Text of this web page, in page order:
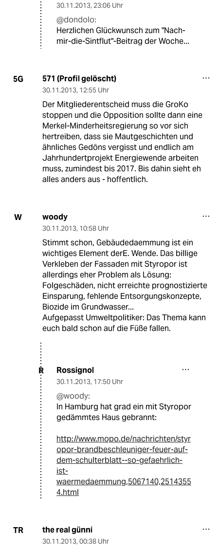
30.11.2013, 23:06 Uhr
@dondolo:
Herzlichen Glückwunsch zum "Nach-
mir-die-Sintflut"-Beitrag der Woche...
5G 571 (Profil gelöscht)
30.11.2013, 12:55 Uhr
Der Mitgliederentscheid muss die GroKo
stoppen und die Opposition sollte dann eine
Merkel-Minderheitsregierung so vor sich
hertreiben, dass sie Mautgeschichten und
ähnliches Gedöns vergisst und endlich am
Jahrhundertprojekt Energiewende arbeiten
muss, zumindest bis 2017. Bis dahin sieht eh
alles anders aus - hoffentlich.
W woody
30.11.2013, 10:58 Uhr
Stimmt schon, Gebäudedaemmung ist ein
wichtiges Element derE. Wende. Das billige
Verkleben der Fassaden mit Styropor ist
allerdings eher Problem als Lösung:
Folgeschäden, nicht erreichte prognostizierte
Einsparung, fehlende Entsorgungskonzepte,
Biozide im Grundwasser...
Aufgepasst Umweltpolitiker: Das Thema kann
euch bald schon auf die Füße fallen.
R Rossignol
30.11.2013, 17:50 Uhr
@woody:
In Hamburg hat grad ein mit Styropor
gedämmtes Haus gebrannt:
http://www.mopo.de/nachrichten/styr
opor-brandbeschleuniger-feuer-auf-
dem-schulterblatt--so-gefaehrlich-
ist-
waermedaemmung,5067140,2514355
4.html
TR the real günni
30.11.2013, 00:38 Uhr